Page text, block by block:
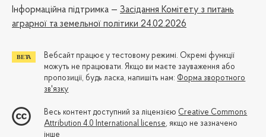
Iнформаційна підтримка — Засідання Комітету з питань
аграрної та земельної політики 24.02.2026
Вебсайт працює у тестовому режимі. Окремі функції
можуть не працювати. Якщо ви маєте зауваження або
пропозиції, будь ласка, напишіть нам: Форма зворотного
зв'язку
Весь контент доступний за ліцензією Creative Commons
Attribution 4.0 International license, якщо не зазначено
інше